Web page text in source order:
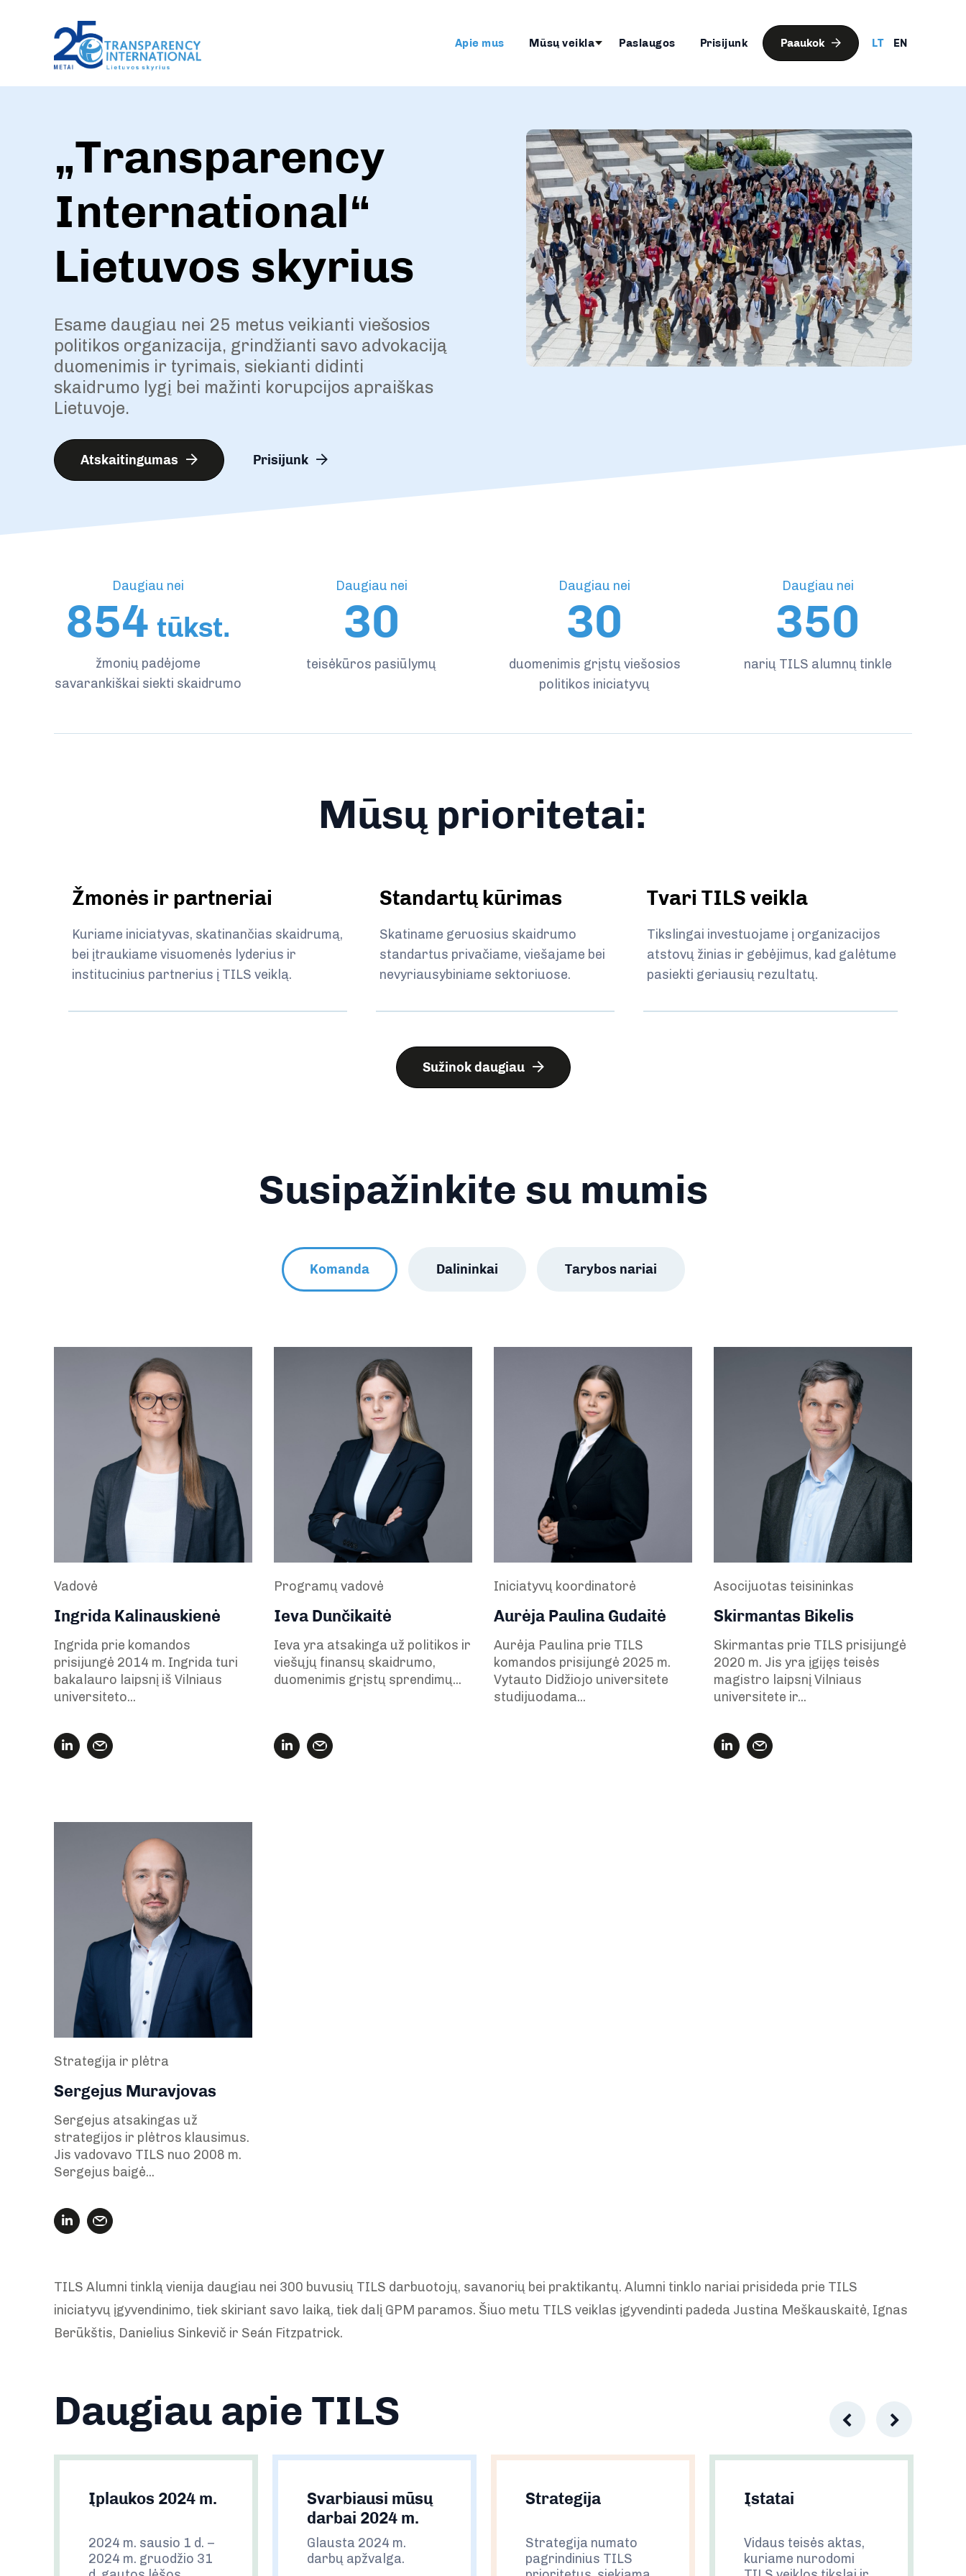
Apie mus Mūsų veikla Paslaugos Prisijunk Paaukok LT EN
„Transparency
International“
Lietuvos skyrius
Esame daugiau nei 25 metus veikianti viešosios
politikos organizacija, grindžianti savo advokaciją
duomenimis ir tyrimais, siekianti didinti
skaidrumo lygį bei mažinti korupcijos apraiškas
Lietuvoje.
Atskaitingumas Prisijunk
Daugiau nei
854 tūkst.
žmonių padėjome
savarankiškai siekti skaidrumo
Daugiau nei
30
teisėkūros pasiūlymų
Daugiau nei
30
duomenimis grįstų viešosios
politikos iniciatyvų
Daugiau nei
350
narių TILS alumnų tinkle
Mūsų prioritetai:
Žmonės ir partneriai
Kuriame iniciatyvas, skatinančias skaidrumą,
bei įtraukiame visuomenės lyderius ir
institucinius partnerius į TILS veiklą.
Standartų kūrimas
Skatiname geruosius skaidrumo
standartus privačiame, viešajame bei
nevyriausybiniame sektoriuose.
Tvari TILS veikla
Tikslingai investuojame į organizacijos
atstovų žinias ir gebėjimus, kad galėtume
pasiekti geriausių rezultatų.
Sužinok daugiau
Susipažinkite su mumis
Komanda Dalininkai Tarybos nariai
Vadovė
Ingrida Kalinauskienė
Ingrida prie komandos
prisijungė 2014 m. Ingrida turi
bakalauro laipsnį iš Vilniaus
universiteto...
Programų vadovė
Ieva Dunčikaitė
Ieva yra atsakinga už politikos ir
viešųjų finansų skaidrumo,
duomenimis grįstų sprendimų...
Iniciatyvų koordinatorė
Aurėja Paulina Gudaitė
Aurėja Paulina prie TILS
komandos prisijungė 2025 m.
Vytauto Didžiojo universitete
studijuodama...
Asocijuotas teisininkas
Skirmantas Bikelis
Skirmantas prie TILS prisijungė
2020 m. Jis yra įgijęs teisės
magistro laipsnį Vilniaus
universitete ir...
Strategija ir plėtra
Sergejus Muravjovas
Sergejus atsakingas už
strategijos ir plėtros klausimus.
Jis vadovavo TILS nuo 2008 m.
Sergejus baigė...
TILS Alumni tinklą vienija daugiau nei 300 buvusių TILS darbuotojų, savanorių bei praktikantų. Alumni tinklo nariai prisideda prie TILS
iniciatyvų įgyvendinimo, tiek skiriant savo laiką, tiek dalį GPM paramos. Šiuo metu TILS veiklas įgyvendinti padeda Justina Meškauskaitė, Ignas
Berūkštis, Danielius Sinkevič ir Seán Fitzpatrick.
Daugiau apie TILS
Įplaukos 2024 m.
2024 m. sausio 1 d. –
2024 m. gruodžio 31
Svarbiausi mūsų
darbai 2024 m.
Glausta 2024 m.
darbų apžvalga.
Strategija
Strategija numato
pagrindinius TILS
Įstatai
Vidaus teisės aktas,
kuriame nurodomi